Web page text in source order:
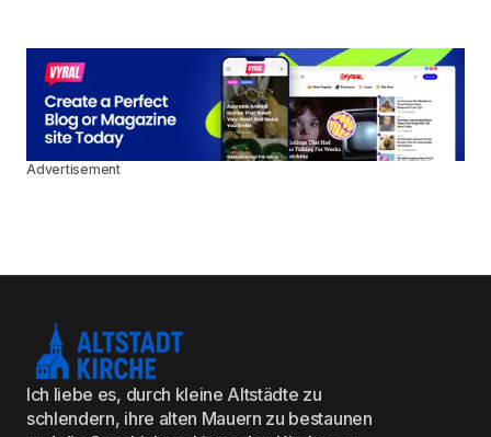
Advertisement
Ich liebe es, durch kleine Altstädte zu
schlendern, ihre alten Mauern zu bestaunen